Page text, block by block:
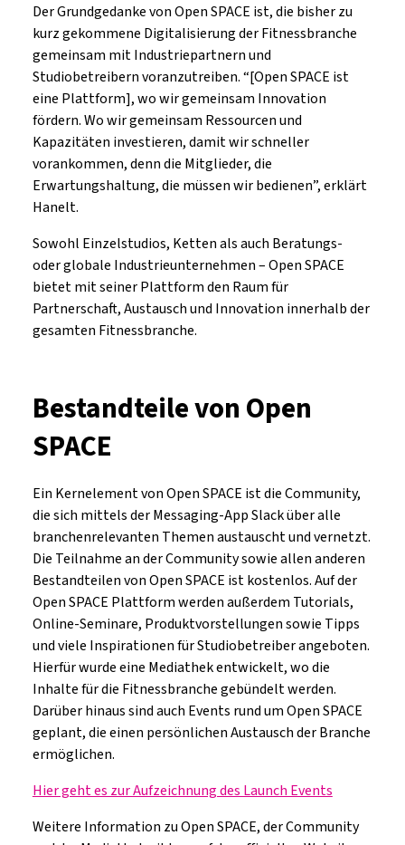
Der Grundgedanke von Open SPACE ist, die bisher zu
kurz gekommene Digitalisierung der Fitnessbranche
gemeinsam mit Industriepartnern und
Studiobetreibern voranzutreiben. “[Open SPACE ist
eine Plattform], wo wir gemeinsam Innovation
fördern. Wo wir gemeinsam Ressourcen und
Kapazitäten investieren, damit wir schneller
vorankommen, denn die Mitglieder, die
Erwartungshaltung, die müssen wir bedienen”, erklärt
Hanelt.
Sowohl Einzelstudios, Ketten als auch Beratungs-
oder globale Industrieunternehmen – Open SPACE
bietet mit seiner Plattform den Raum für
Partnerschaft, Austausch und Innovation innerhalb der
gesamten Fitnessbranche.
Bestandteile von Open
SPACE
Ein Kernelement von Open SPACE ist die Community,
die sich mittels der Messaging-App Slack über alle
branchenrelevanten Themen austauscht und vernetzt.
Die Teilnahme an der Community sowie allen anderen
Bestandteilen von Open SPACE ist kostenlos. Auf der
Open SPACE Plattform werden außerdem Tutorials,
Online-Seminare, Produktvorstellungen sowie Tipps
und viele Inspirationen für Studiobetreiber angeboten.
Hierfür wurde eine Mediathek entwickelt, wo die
Inhalte für die Fitnessbranche gebündelt werden.
Darüber hinaus sind auch Events rund um Open SPACE
geplant, die einen persönlichen Austausch der Branche
ermöglichen.
Hier geht es zur Aufzeichnung des Launch Events
Weitere Information zu Open SPACE, der Community